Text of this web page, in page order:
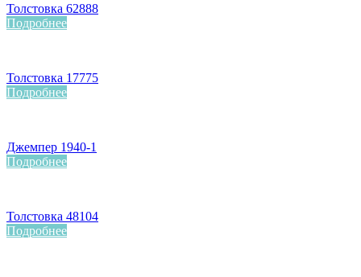
Толстовка 62888
Подробнее
Толстовка 17775
Подробнее
Джемпер 1940-1
Подробнее
Толстовка 48104
Подробнее